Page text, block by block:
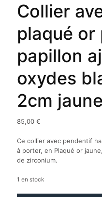
Collier
plaqué
papillon
oxydes
2cm jaune
85,00 €
Ce collier avec pendentif
à porter, en Plaqué or
de zirconium.
1 en stock